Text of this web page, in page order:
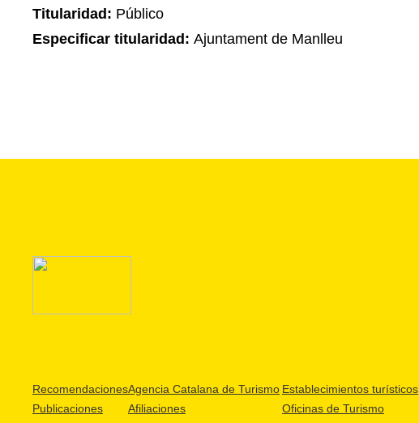
Titularidad: Público
Especificar titularidad: Ajuntament de Manlleu
Recomendaciones
Publicaciones
Agencia Catalana de Turismo
Afiliaciones
Establecimientos turísticos
Oficinas de Turismo